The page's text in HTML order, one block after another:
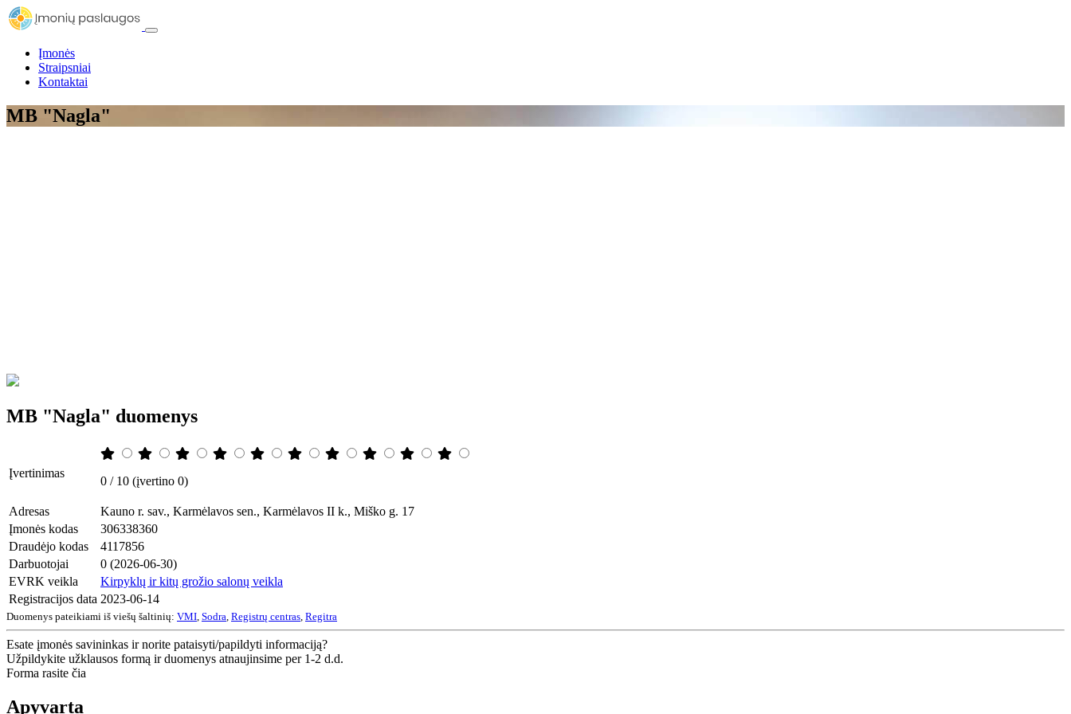
Įmonės
Straipsniai
Kontaktai
MB "Nagla"
MB "Nagla" duomenys
Įvertinimas
0 / 10 (įvertino 0)
Adresas
Kauno r. sav., Karmėlavos sen., Karmėlavos II k., Miško g. 17
Įmonės kodas
306338360
Draudėjo kodas
4117856
Darbuotojai
0 (2026-06-30)
EVRK veikla
Kirpyklų ir kitų grožio salonų veikla
Registracijos data 2023-06-14
Duomenys pateikiami iš viešų šaltinių: VMI Sodra Registrų centras Regitra
Esate įmonės savininkas ir norite pataisyti/papildyti informaciją?
Užpildykite užklausos formą ir duomenys atnaujinsime per 1-2 d.d.
Forma rasite čia
Apyvarta